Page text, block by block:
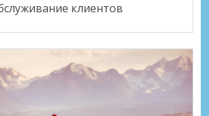
клиентов